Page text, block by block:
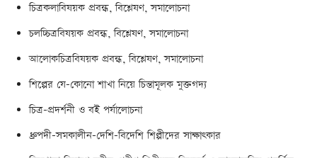
চিত্রকলাবিষয়ক প্রবন্ধ, বিশ্লেষণ, সমালোচনা
চলচ্চিত্রবিষয়ক প্রবন্ধ, বিশ্লেষণ, সমালোচনা
আলোকচিত্রবিষয়ক প্রবন্ধ, বিশ্লেষণ, সমালোচনা
শিল্পের যে-কোনো শাখা নিয়ে চিন্তামূলক মুক্তগদ্য
চিত্র-প্রদর্শনী ও বই পর্যালোচনা
ধ্রুপদী-সমকালীন-দেশি-বিদেশি শিল্পীদের সাক্ষাৎকার